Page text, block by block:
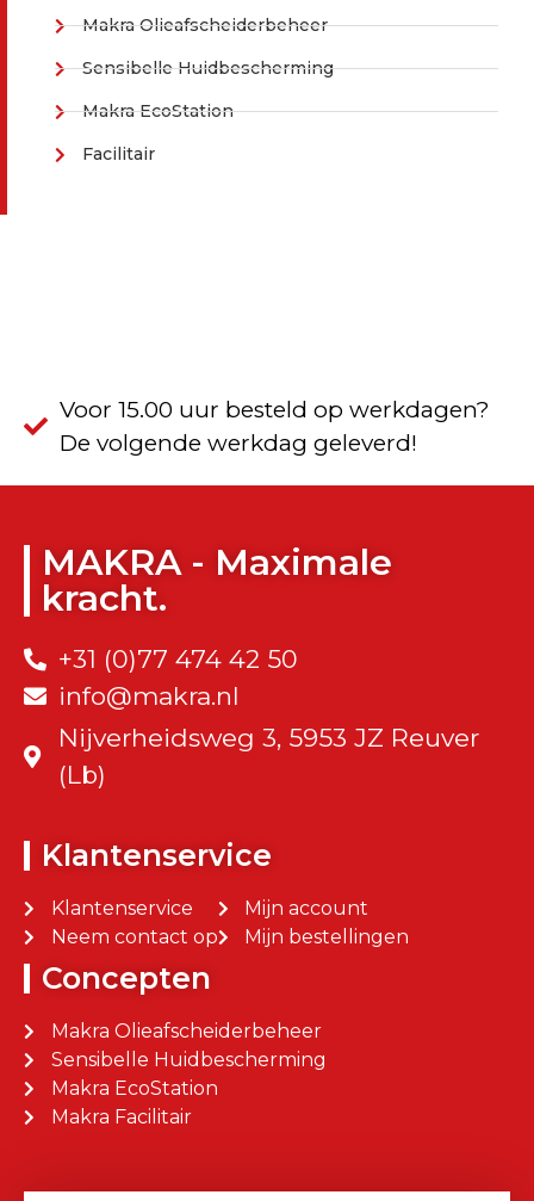
Makra Olieafscheiderbeheer
Sensibelle Huidbescherming
Makra EcoStation
Facilitair
Voor 15.00 uur besteld op werkdagen?
De volgende werkdag geleverd!
MAKRA - Maximale
kracht.
+31 (0)77 474 42 50
info@makra.nl
Nijverheidsweg 3, 5953 JZ Reuver
(Lb)
Klantenservice
Klantenservice
Neem contact op
Mijn account
Mijn bestellingen
Concepten
Makra Olieafscheiderbeheer
Sensibelle Huidbescherming
Makra EcoStation
Makra Facilitair